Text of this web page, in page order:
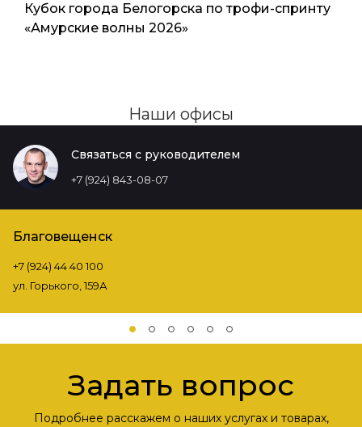
Кубок города Белогорска по трофи-спринту
«Амурские волны 2026»
Наши офисы
Связаться с руководителем
+7 (924) 843-08-07
Благовещенск
+7 (924) 44 40 100
ул. Горького, 159А
Задать вопрос
Подробнее расскажем о наших услугах и товарах,